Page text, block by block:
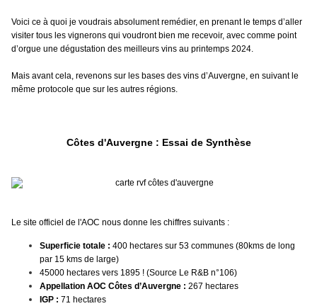
Voici ce à quoi je voudrais absolument remédier, en prenant le temps d’aller
visiter tous les vignerons qui voudront bien me recevoir, avec comme point
d’orgue une dégustation des meilleurs vins au printemps 2024.
Mais avant cela, revenons sur les bases des vins d’Auvergne, en suivant le
même protocole que sur les autres régions.
Côtes d'Auvergne : Essai de Synthèse
Le site officiel de l'AOC nous donne les chiffres suivants :
Superficie totale : 400 hectares sur 53 communes (80kms de long
par 15 kms de large)
45000 hectares vers 1895 ! (Source Le R&B n°106)
Appellation AOC Côtes d’Auvergne : 267 hectares
IGP : 71 hectares